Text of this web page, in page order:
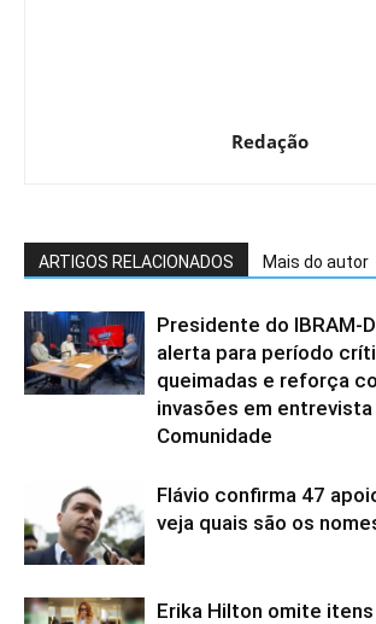
Redação
ARTIGOS RELACIONADOS Mais do autor
Presidente do IBRAM-
alerta para período
queimadas e reforça
invasões em
Comunidade
Flávio confirma 47
veja quais são os
Erika Hilton omite